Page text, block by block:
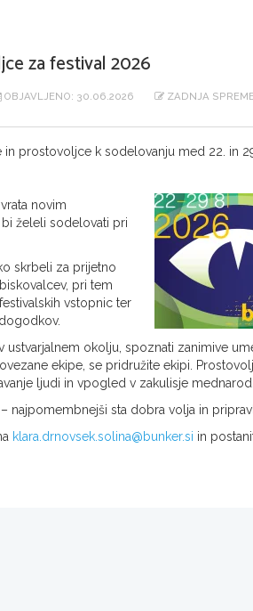
za festival 2026
OBJAVLJENO: 30.06.2026 ZADNJA
prostovoljce k sodelovanju med 22. in
novim
želeli sodelovati pri
skrbeli za prijetno
pri tem
vstopnic ter
ustvarjalnem okolju, spoznati zanimive
ekipe, se pridružite ekipi.
ljudi in vpogled v zakulisje
najpomembnejši sta dobra volja in
klara.drnovsek.solina@bunker.si in